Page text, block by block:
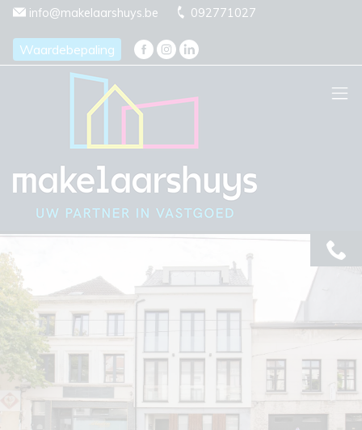
Menu overslaan en naar de inhoud gaan
info@makelaarshuys.be 092771027
Waardebepaling